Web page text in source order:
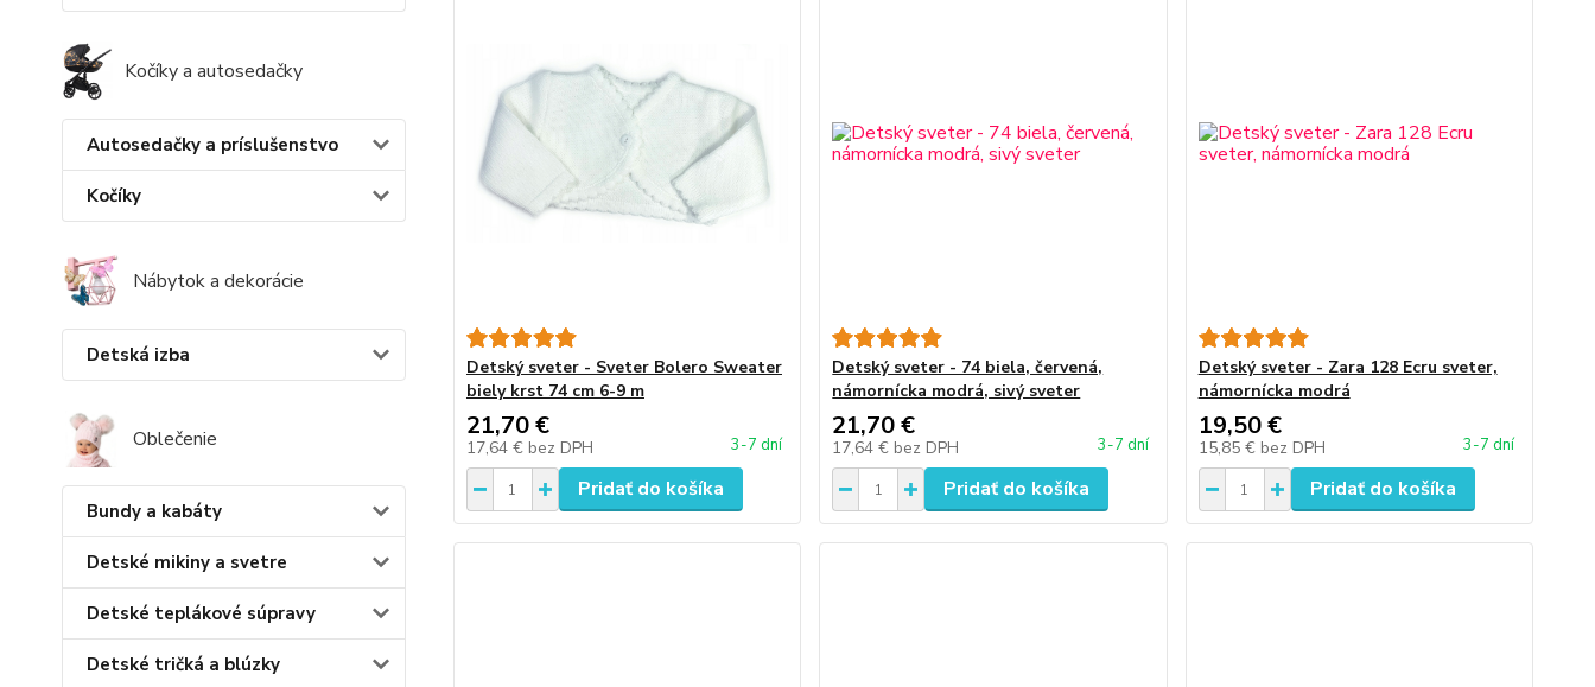
Kočíky a autosedačky
Autosedačky a príslušenstvo
Kočíky
Nábytok a dekorácie
Detská izba
Oblečenie
Bundy a kabáty
Detské mikiny a svetre
Detské teplákové súpravy
Detské tričká a blúzky
Detský sveter - Sveter Bolero Sweater
biely krst 74 cm 6-9 m
21,70 €
17,64 € bez DPH 3-7 dní
Pridať do košíka
Detský sveter - 74 biela, červená,
námornícka modrá, sivý sveter
21,70 €
17,64 € bez DPH 3-7 dní
Pridať do košíka
Detský sveter - Zara 128 Ecru sveter,
námornícka modrá
19,50 €
15,85 € bez DPH 3-7 dní
Pridať do košíka